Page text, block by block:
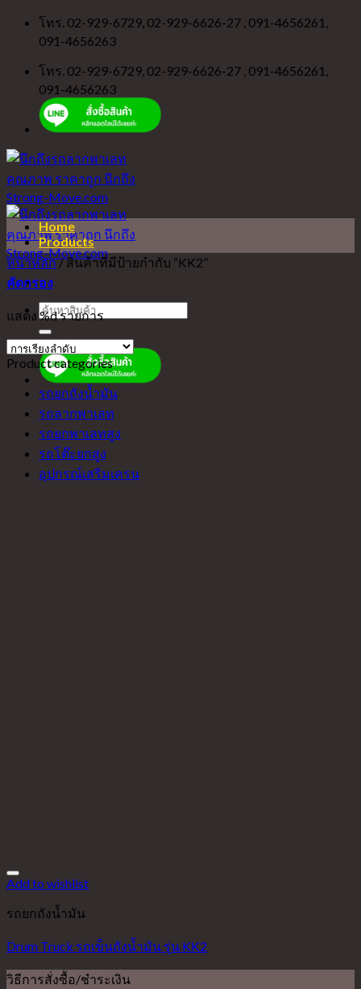
Skip
content
โทร. 02-929-6729, 02-929-6626-27 , 091-4656261,
091-4656263
โทร. 02-929-6729, 02-929-6626-27 , 091-4656261,
091-4656263
ค้นหา:
Home
Products
หน้าหลัก/สินค้าที่มีป้ายกำกับ “KK2”
คัดกรอง
แสดง %d รายการ
Product categories
รถยกถังน้ำมัน
รถลากพาเลท
รถยกพาเลทสูง
รถโต๊ะยกสูง
อุปกรณ์เสริมเครน
Add to wishlist
รถยกถังน้ำมัน
Drum Truck รถเข็นถังน้ำมัน รุ่น KK2
วิธีการสั่งซื้อ/ชำระเงิน